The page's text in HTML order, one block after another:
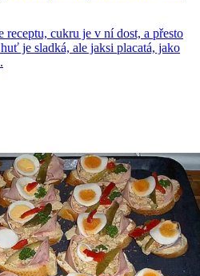
receptu, cukru je v ní dost, a přesto
je sladká, ale jaksi placatá, jako